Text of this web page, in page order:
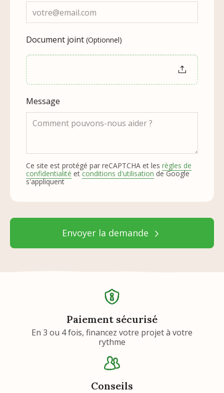
Document joint (Optionnel)
Message
Ce site est protégé par reCAPTCHA et les règles de
confidentialité etconditions d'utilisation de Google
s'appliquent
Envoyer la demande
Paiement sécurisé
En 3 ou 4 fois, financez votre projet à votre
rythme
Conseils